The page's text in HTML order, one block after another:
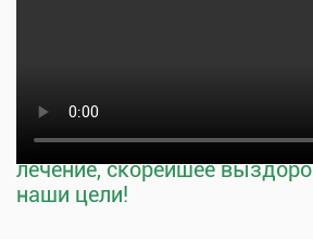
Тщательная профилактика,
лечение, скорейшее
наши цели!